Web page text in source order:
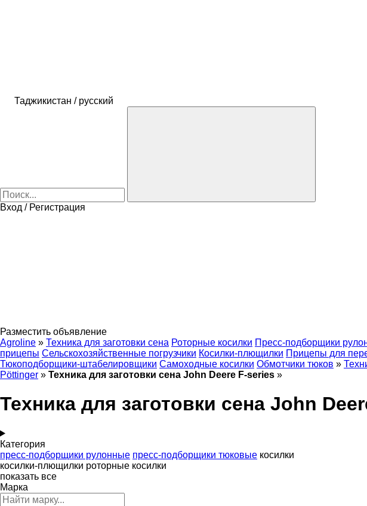
Таджикистан / русский
Вход / Регистрация
Разместить объявление
Agroline » Техника для заготовки сена Роторные косилки Пресс-подборщики
прицепы Сельскохозяйственные погрузчики Косилки-плющилки Прицепы для
Тюкоподборщики-штабелировщики Самоходные косилки Обмотчики тюков »
Pöttinger » Техника для заготовки сена John Deere F-series »
Техника для заготовки сена John
Категория
пресс-подборщики рулонные пресс-подборщики тюковые косилки
косилки-плющилки роторные косилки
показать все
Марка